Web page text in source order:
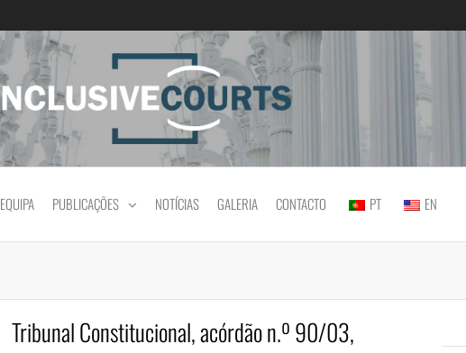
Igualdade e diferença cultural na prática judicial portuguesa
EQUIPA PUBLICAÇÕES NOTÍCIAS GALERIA CONTACTO PT EN
Tribunal Constitucional, acórdão n.º 90/03,